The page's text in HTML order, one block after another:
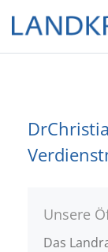
Unsere
Das